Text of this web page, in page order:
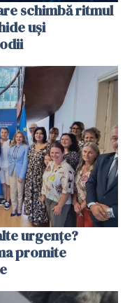
schimbă ritmul
uși
urgențe?
promite